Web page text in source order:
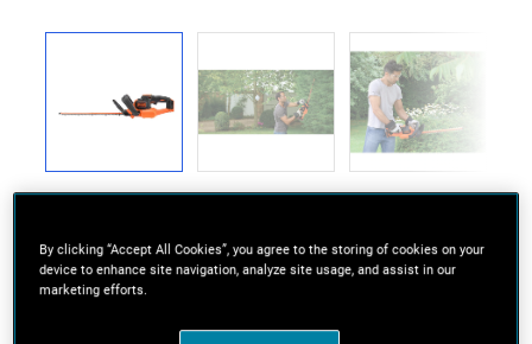
Previous
Prodotto leggero e compatto, per il massimo
By clicking “Accept All Cookies”, you agree to the storing of cookies on your
device to enhance site navigation, analyze site usage, and assist in our
marketing efforts.